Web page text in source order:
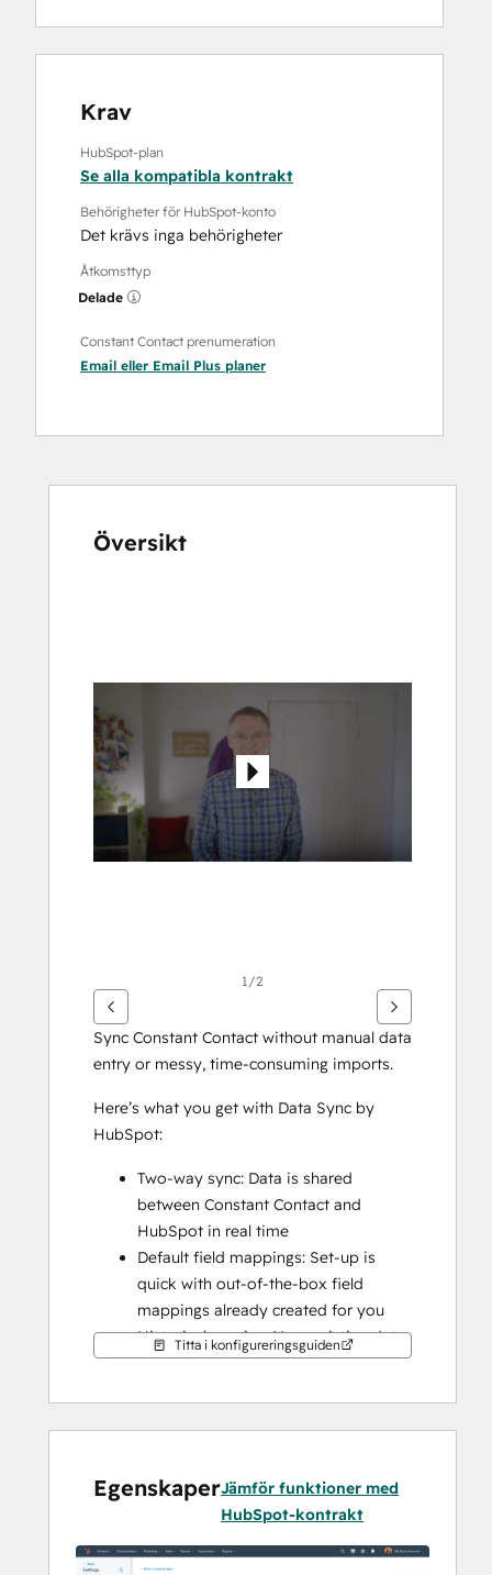
Krav
HubSpot-plan
Se alla kompatibla kontrakt
Behörigheter för HubSpot-konto
Det krävs inga behörigheter
Åtkomsttyp
Delade
Constant Contact prenumeration
Email eller Email Plus planer
Översikt
andra
alternativ
1/2
Sync Constant Contact without manual data
entry or messy, time-consuming imports.
Here’s what you get with Data Sync by
HubSpot:
Two-way sync: Data is shared
between Constant Contact and
HubSpot in real time
Default field mappings: Set-up is
quick with out-of-the-box field
mappings already created for you
Historical syncing: Your existing data
will sync right away, and updates will
note: Newly created contacts will sync to
Titta i konfigureringsguiden
EgenskaperJämför funktioner med
HubSpot-kontrakt